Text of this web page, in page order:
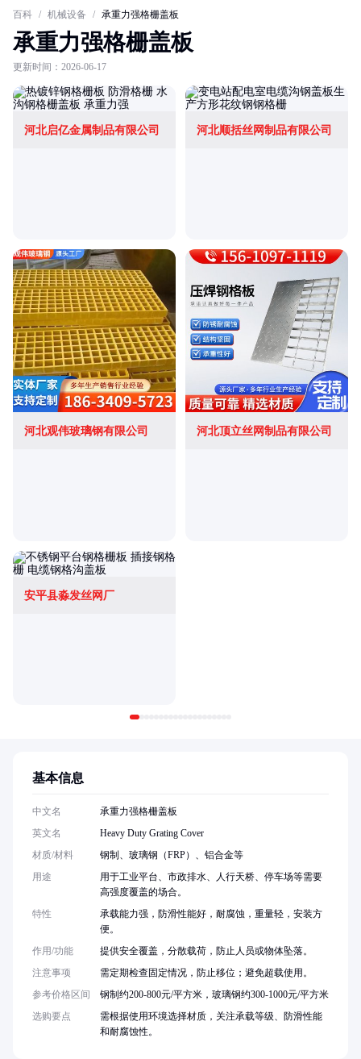
百科 / 机械设备 / 承重力强格栅盖板
承重力强格栅盖板
更新时间：2026-06-17
河北启亿金属制品有限公司 河北顺括丝网制品有限公司
河北观伟玻璃钢有限公司 河北顶立丝网制品有限公司
安平县淼发丝网厂
基本信息
中文名
承重力强格栅盖板
英文名
Heavy Duty Grating Cover
材质/材料
钢制、玻璃钢（FRP）、铝合金等
用途
用于工业平台、市政排水、人行天桥、停车场等需要
高强度覆盖的场合。
特性
承载能力强，防滑性能好，耐腐蚀，重量轻，安装方
便。
作用/功能
提供安全覆盖，分散载荷，防止人员或物体坠落。
注意事项
需定期检查固定情况，防止移位；避免超载使用。
参考价格区间
钢制约200-800元/平方米，玻璃钢约300-1000元/平方米
选购要点
需根据使用环境选择材质，关注承载等级、防滑性能
和耐腐蚀性。